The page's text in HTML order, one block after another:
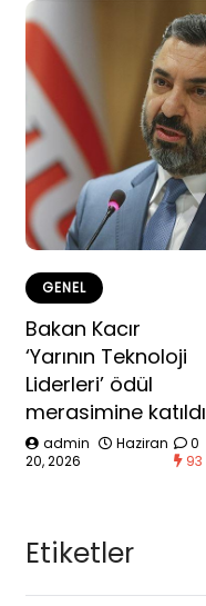
GENEL
Bakan Kacır
‘Yarının Teknoloji
Liderleri’ ödül
merasimine katıldı
admin
Haziran
20, 2026
0
93
Etiketler